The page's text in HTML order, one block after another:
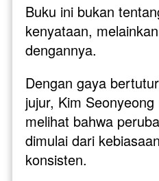
Buku ini bukan
kenyataan,
dengannya.
Dengan gaya
jujur, Kim
melihat bahwa
dimulai dari
konsisten.